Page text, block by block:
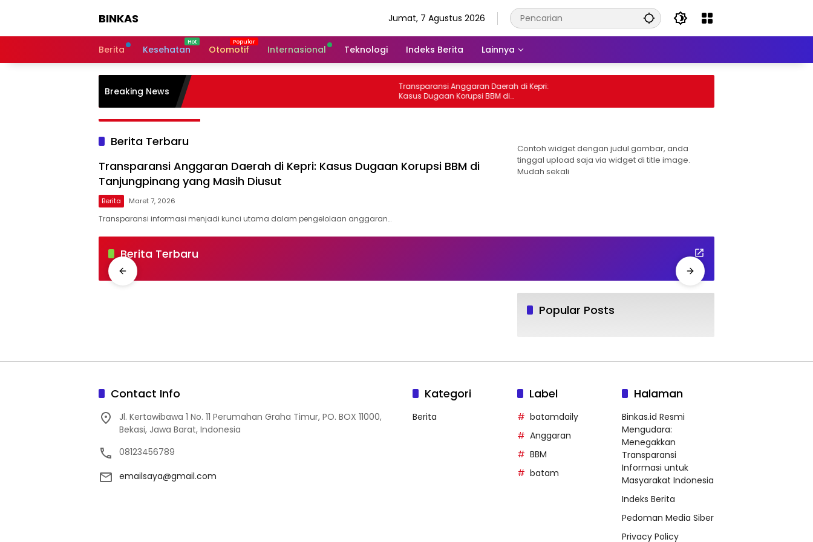
BINKAS
Informasi
Jumat, 7 Agustus 2026
Berita Kesehatan Otomotif Internasional Teknologi Indeks Berita Lainnya
Breaking News
Transparansi Anggaran Daerah di Kepri:
Kasus Dugaan Korupsi BBM di
Tanjungpinang yang Masih Diusut
Berita Terbaru
Transparansi Anggaran Daerah di Kepri: Kasus Dugaan Korupsi BBM di
Tanjungpinang yang Masih Diusut
Berita Maret 7, 2026
Transparansi informasi menjadi kunci utama dalam pengelolaan anggaran…
BINKAS
Contoh widget dengan judul gambar, anda
tinggal upload saja via widget di title image.
Mudah sekali
Berita Terbaru
Popular Posts
Contact Info
Jl. Kertawibawa 1 No. 11 Perumahan Graha Timur, PO. BOX 11000,
Bekasi, Jawa Barat, Indonesia
08123456789
emailsaya@gmail.com
Kategori
Berita
Label
batamdaily
Anggaran
BBM
batam
Halaman
Binkas.id Resmi
Mengudara:
Menegakkan
Transparansi
Informasi untuk
Masyarakat Indonesia
Indeks Berita
Pedoman Media Siber
Privacy Policy